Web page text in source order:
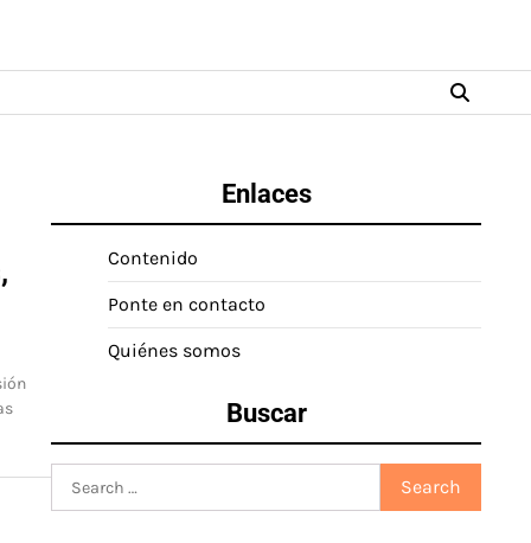
Enlaces
Contenido
Ponte en contacto
Quiénes somos
Buscar
Search
for: